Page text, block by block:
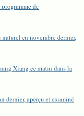
de
en novembre dernier,
Xiang ce matin dans la
dernier, aperçu et examiné